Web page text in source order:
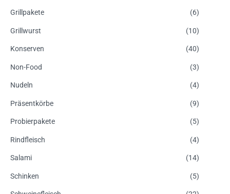
Grillpakete (6)
Grillwurst (10)
Konserven (40)
Non-Food (3)
Nudeln (4)
Präsentkörbe (9)
Probierpakete (5)
Rindfleisch (4)
Salami (14)
Schinken (5)